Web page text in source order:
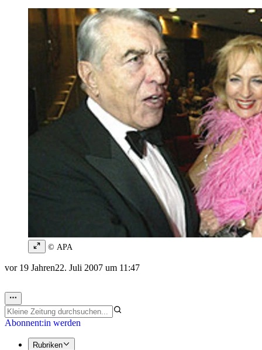
© APA
vor 19 Jahren22. Juli 2007 um 11:47
Abonnent:in werden
Rubriken